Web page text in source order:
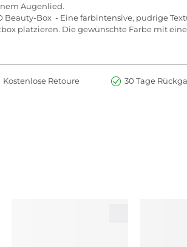
Augenlied.
Box - Eine farbintensive, pudrige
platzieren. Die gewünschte Farbe mit
Kostenlose Retoure 30 Tage